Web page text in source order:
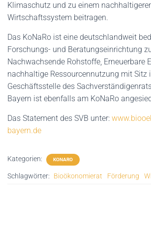
Klimaschutz und zu einem
Wirtschaftssystem beitragen.
Das KoNaRo ist eine deutschlandweit
Forschungs- und Beratungseinrichtung
Nachwachsende Rohstoffe, Erneuerbare
nachhaltige Ressourcennutzung mit Sitz
Geschäftsstelle des
Bayern ist ebenfalls am KoNaRo
Das Statement des SVB unter:
bayern.de
Kategorien: KONARO
Schlagwörter: Bioökonomierat Förderung